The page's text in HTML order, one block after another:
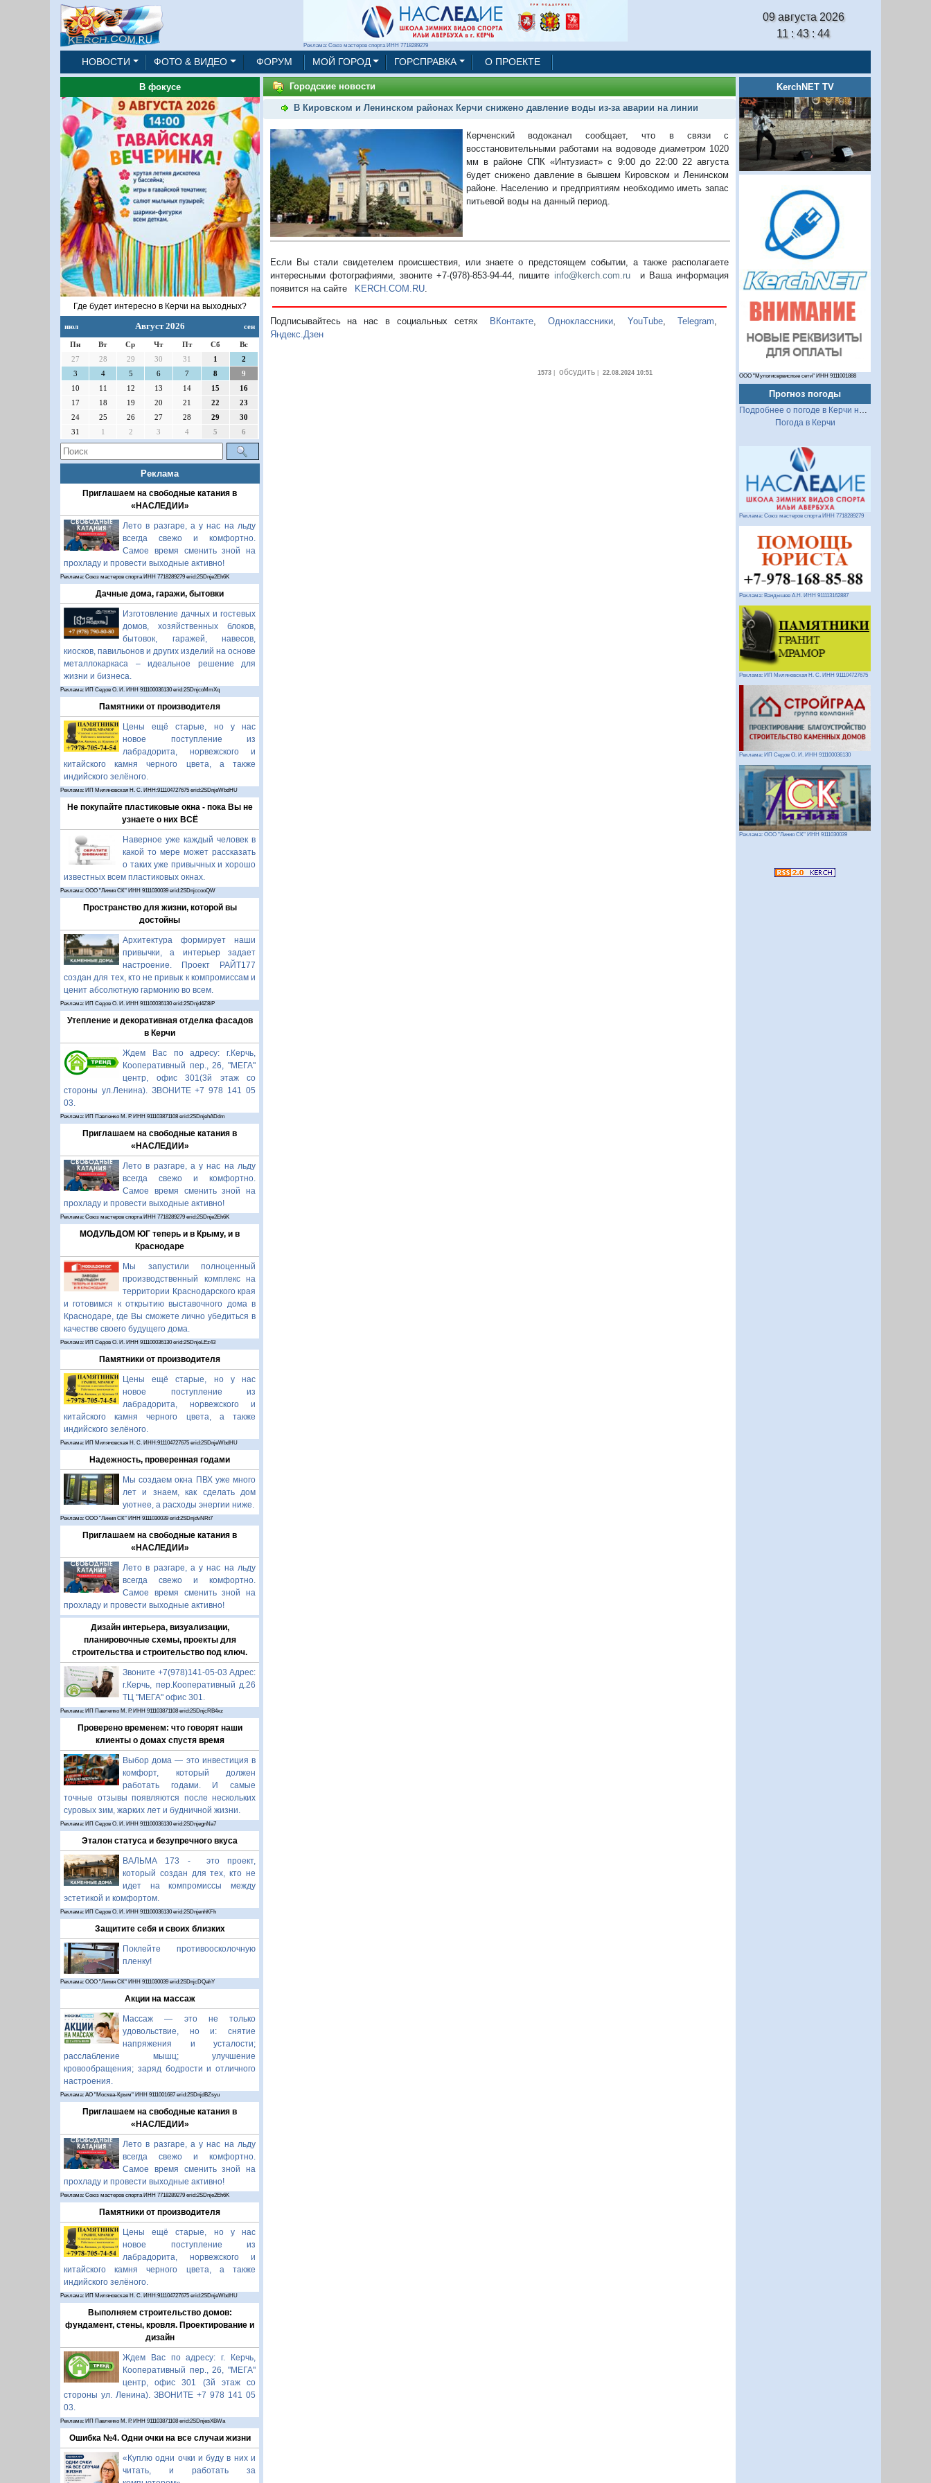
Реклама: Союз мастеров спорта ИНН 7718289279
09 августа 2026
11 : 43 : 45
НОВОСТИ ФОТО & ВИДЕО ФОРУМ МОЙ ГОРОД ГОРСПРАВКА О ПРОЕКТЕ
В фокусе
Где будет интересно в Керчи на выходных?
июл Август 2026 сен
Пн Вт Ср Чт Пт Сб
Вс
27
28 29 30 31 1
2
3
4 5 6 7 8
9
10
11 12 13 14 15
16
17
18 19 20 21 22
23
24
25 26 27 28 29
30
31
1 2 3 4 5 6
Реклама
Приглашаем на свободные катания в
«НАСЛЕДИИ»
Лето в разгаре, а у нас на льду
всегда свежо и комфортно.
Самое время сменить зной на
прохладу и провести выходные активно!
Реклама: Союз мастеров спорта ИНН 7718289279 erid:2SDnje2Eh6K
Дачные дома, гаражи, бытовки
Изготовление дачных и гостевых
домов, хозяйственных блоков,
бытовок, гаражей, навесов,
киосков, павильонов и других изделий на основе
металлокаркаса – идеальное решение для
жизни и бизнеса.
Реклама: ИП Седов О. И. ИНН 911100036130 erid:2SDnjcoMmXq
Памятники от производителя
Цены ещё старые, но у нас
новое поступление из
лабрадорита, норвежского и
китайского камня черного цвета, а также
индийского зелёного.
Реклама: ИП Миляновская Н. С. ИНН:911104727675 erid:2SDnjeWbdHU
Не покупайте пластиковые окна - пока Вы не
узнаете о них ВСЁ
Наверное уже каждый человек в
какой то мере может рассказать
о таких уже привычных и хорошо
известных всем пластиковых окнах.
Реклама: ООО "Линия СК" ИНН 9111030039 erid:2SDnjccooQW
Пространство для жизни, которой вы
достойны
Архитектура формирует наши
привычки, а интерьер задает
настроение. Проект РАЙТ177
создан для тех, кто не привык к компромиссам и
ценит абсолютную гармонию во всем.
Реклама: ИП Седов О. И. ИНН 911100036130 erid:2SDnjd4Z8iP
Утепление и декоративная отделка фасадов
в Керчи
Ждем Вас по адресу: г.Керчь,
Кооперативный пер., 26, "МЕГА"
центр, офис 301(3й этаж со
стороны ул.Ленина). ЗВОНИТЕ +7 978 141 05
03.
Реклама: ИП Павленко М. Р. ИНН 911103871108 erid:2SDnjehADdm
Приглашаем на свободные катания в
«НАСЛЕДИИ»
Лето в разгаре, а у нас на льду
всегда свежо и комфортно.
Самое время сменить зной на
прохладу и провести выходные активно!
Реклама: Союз мастеров спорта ИНН 7718289279 erid:2SDnje2Eh6K
МОДУЛЬДОМ ЮГ теперь и в Крыму, и в
Краснодаре
Мы запустили полноценный
производственный комплекс на
территории Краснодарского края
и готовимся к открытию выставочного дома в
Краснодаре, где Вы сможете лично убедиться в
качестве своего будущего дома.
Реклама: ИП Седов О. И. ИНН 911100036130 erid:2SDnjeLEz43
Памятники от производителя
Цены ещё старые, но у нас
новое поступление из
лабрадорита, норвежского и
китайского камня черного цвета, а также
индийского зелёного.
Реклама: ИП Миляновская Н. С. ИНН:911104727675 erid:2SDnjeWbdHU
Надежность, проверенная годами
Мы создаем окна ПВХ уже много
лет и знаем, как сделать дом
уютнее, а расходы энергии ниже.
Реклама: ООО "Линия СК" ИНН 9111030039 erid:2SDnjdvNRt7
Приглашаем на свободные катания в
«НАСЛЕДИИ»
Лето в разгаре, а у нас на льду
всегда свежо и комфортно.
Самое время сменить зной на
прохладу и провести выходные активно!
Дизайн интерьера, визуализации,
планировочные схемы, проекты для
строительства и строительство под ключ.
Звоните +7(978)141-05-03 Адрес:
г.Керчь, пер.Кооперативный д.26
ТЦ "МЕГА" офис 301.
Реклама: ИП Павленко М. Р. ИНН 911103871108 erid:2SDnjcRB4xz
Проверено временем: что говорят наши
клиенты о домах спустя время
Выбор дома — это инвестиция в
комфорт, который должен
работать годами. И самые
точные отзывы появляются после нескольких
суровых зим, жарких лет и будничной жизни.
Реклама: ИП Седов О. И. ИНН 911100036130 erid:2SDnjegnNa7
Эталон статуса и безупречного вкуса
ВАЛЬМА 173 - это проект,
который создан для тех, кто не
идет на компромиссы между
эстетикой и комфортом.
Реклама: ИП Седов О. И. ИНН 911100036130 erid:2SDnjenhKFh
Защитите себя и своих близких
Поклейте противоосколочную
пленку!
Реклама: ООО "Линия СК" ИНН 9111030039 erid:2SDnjcDQahY
Акции на массаж
Массаж — это не только
удовольствие, но и: снятие
напряжения и усталости;
расслабление мышц; улучшение
кровообращения; заряд бодрости и отличного
настроения.
Реклама: АО "Москва-Крым" ИНН 9111001687 erid:2SDnjdBZsyu
Приглашаем на свободные катания в
«НАСЛЕДИИ»
Лето в разгаре, а у нас на льду
всегда свежо и комфортно.
Самое время сменить зной на
прохладу и провести выходные активно!
Реклама: Союз мастеров спорта ИНН 7718289279 erid:2SDnje2Eh6K
Памятники от производителя
Цены ещё старые, но у нас
новое поступление из
лабрадорита, норвежского и
китайского камня черного цвета, а также
индийского зелёного.
Реклама: ИП Миляновская Н. С. ИНН:911104727675 erid:2SDnjeWbdHU
Выполняем строительство домов:
фундамент, стены, кровля. Проектирование и
дизайн
Ждем Вас по адресу: г. Керчь,
Кооперативный пер., 26, "МЕГА"
центр, офис 301 (3й этаж со
стороны ул. Ленина). ЗВОНИТЕ +7 978 141 05
03.
Реклама: ИП Павленко М. Р. ИНН 911103871108 erid:2SDnjesXBWa
Ошибка №4. Одни очки на все случаи жизни
«Куплю одни очки и буду в них и
читать, и работать за
Городские новости
В Кировском и Ленинском районах Керчи снижено давление воды из-за аварии на линии
Керченский водоканал сообщает, что в связи с
восстановительными работами на водоводе диаметром 1020
мм в районе СПК «Интузиаст» с 9:00 до 22:00 22 августа
будет снижено давление в бывшем Кировском и Ленинском
районе. Населению и предприятиям необходимо иметь запас
питьевой воды на данный период.
Если Вы стали свидетелем происшествия, или знаете о предстоящем событии, а также располагаете
интересными фотографиями, звоните +7-(978)-853-94-44, пишите info@kerch.com.ru и Ваша информация
появится на сайте
KERCH.COM.RU.
Подписывайтесь на нас в социальных сетях ВКонтакте, Одноклассники,YouTube,Telegram,
Яндекс.Дзен
1573| обсудить| 22.08.2024 10:51
KerchNET TV
ООО "Мультисервисные сети" ИНН 9111001888
Прогноз погоды
Подробнее о погоде в Керчи на 2 недели
Погода в Керчи
Реклама: Союз мастеров спорта ИНН 7718289279
Реклама: Вандышев А.Н. ИНН 911113162887
Реклама: ИП Миляновская Н. С. ИНН 911104727675
Реклама: ИП Седов О. И. ИНН 911100036130
Реклама: ООО "Линия СК" ИНН 9111030039